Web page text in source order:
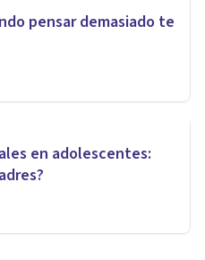
pensar demasiado te
en adolescentes: